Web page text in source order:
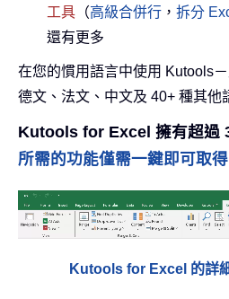
工具 （高級合併行 ， 拆分
還有更多
在您的慣用語言中使用 Kutools
德文、法文、中文及 40+ 種其他
Kutools for Excel 擁有超過
所需的功能僅需一鍵即可取
Kutools for Excel 的